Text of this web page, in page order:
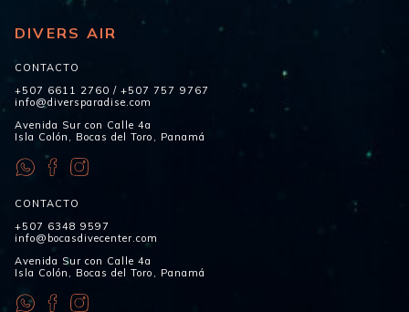
DIVERS AIR
CONTACTO
+507 6611 2760 /+507 757 9767
info@diversparadise.com
Avenida Sur con Calle 4a
Isla Colón, Bocas del Toro, Panamá
CONTACTO
+507 6348 9597
info@bocasdivecenter.com
Avenida Sur con Calle 4a
Isla Colón, Bocas del Toro, Panamá